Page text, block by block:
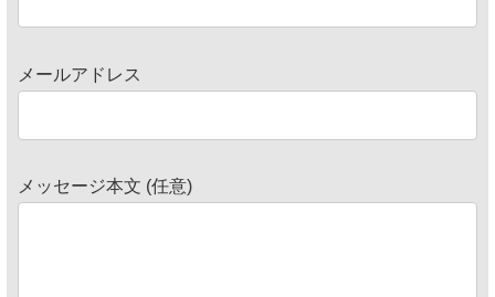
メールアドレス
メッセージ本文 (任意)